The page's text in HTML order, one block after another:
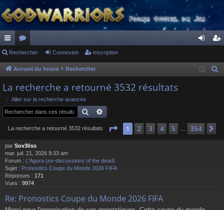
ac
co
ur
ci
s
or
u
s
ne cri
Rechercher Connexion Inscription
Accueil du forum Rechercher
La recherche a retourné 3532 résultats
Aller sur la recherche avancée
Rechercher
La recherche a retourné 3532 résultats Page 1sur 354
1 2 3 4 5 354
par Sov3liss
mar. juil. 21, 2026 9:33 am
Forum : L'Agora (ex-discussions of the dead)
Sujet : Pronostics Coupe du Monde 2026 FIFA
Réponses : 171
Vues : 9974
Re: Pronostics Coupe du Monde 2026 FIFA